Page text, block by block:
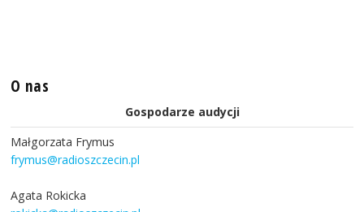
O nas
Gospodarze audycji
Małgorzata Frymus
frymus@radioszczecin.pl
Agata Rokicka